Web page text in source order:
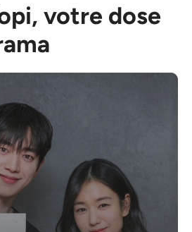
votre dose